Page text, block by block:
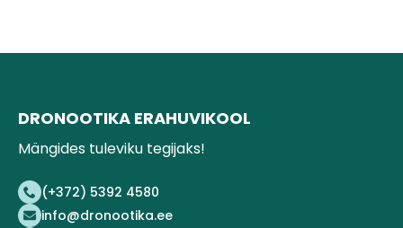
DRONOOTIKA ERAHUVIKOOL
Mängides tuleviku tegijaks!
(+372) 5392 4580
info@dronootika.ee